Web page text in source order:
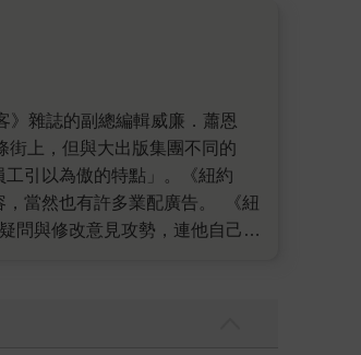
街上，但與大出版集團不同的
引以為傲的特點」。《紐約
當然也有許多業配廣告。 《紐
問與修改意見攻勢，連他自己也
管訊息，化為廢墟的廣島也成
幾位嘗試進入廣島採訪並希望